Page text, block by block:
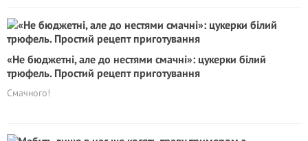
«Не бюджетні, але до нестями смачні»: цукерки білий
трюфель. Простий рецепт приготування
Смачного!